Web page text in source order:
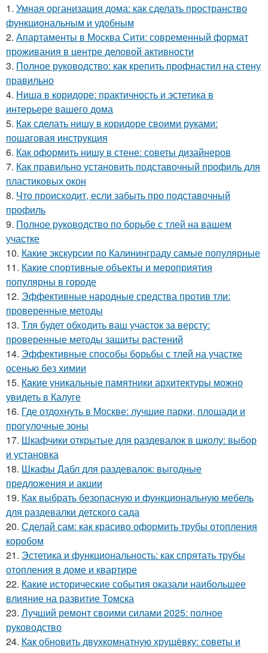
1. Умная организация дома: как сделать пространство
функциональным и удобным
2. Апартаменты в Москва Сити: современный формат
проживания в центре деловой активности
3. Полное руководство: как крепить профнастил на стену
правильно
4. Ниша в коридоре: практичность и эстетика в
интерьере вашего дома
5. Как сделать нишу в коридоре своими руками:
пошаговая инструкция
6. Как оформить нишу в стене: советы дизайнеров
7. Как правильно установить подставочный профиль для
пластиковых окон
8. Что происходит, если забыть про подставочный
профиль
9. Полное руководство по борьбе с тлей на вашем
участке
10. Какие экскурсии по Калининграду самые популярные
11. Какие спортивные объекты и мероприятия
популярны в городе
12. Эффективные народные средства против тли:
проверенные методы
13. Тля будет обходить ваш участок за версту:
проверенные методы защиты растений
14. Эффективные способы борьбы с тлей на участке
осенью без химии
15. Какие уникальные памятники архитектуры можно
увидеть в Калуге
16. Где отдохнуть в Москве: лучшие парки, площади и
прогулочные зоны
17. Шкафчики открытые для раздевалок в школу: выбор
и установка
18. Шкафы Дабл для раздевалок: выгодные
предложения и акции
19. Как выбрать безопасную и функциональную мебель
для раздевалки детского сада
20. Сделай сам: как красиво оформить трубы отопления
коробом
21. Эстетика и функциональность: как спрятать трубы
отопления в доме и квартире
22. Какие исторические события оказали наибольшее
влияние на развитие Томска
23. Лучший ремонт своими силами 2025: полное
руководство
24. Как обновить двухкомнатную хрущёвку: советы и